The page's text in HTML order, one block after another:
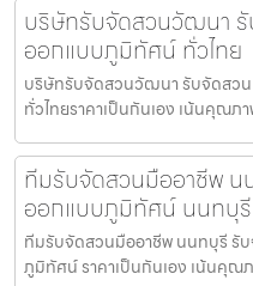
บริษัทรับจัดสวนวัฒนา
ออกแบบภูมิทัศน์ ทั่วไทย
บริษัทรับจัดสวนวัฒนา รับจัดสว
ทั่วไทยราคาเป็นกันเอง เน้นคุณภ
ทีมรับจัดสวนมืออาชีพ
ออกแบบภูมิทัศน์ นนทบุรี
ทีมรับจัดสวนมืออาชีพ นนทบุรี รั
ภูมิทัศน์ ราคาเป็นกันเอง เน้นคุณ